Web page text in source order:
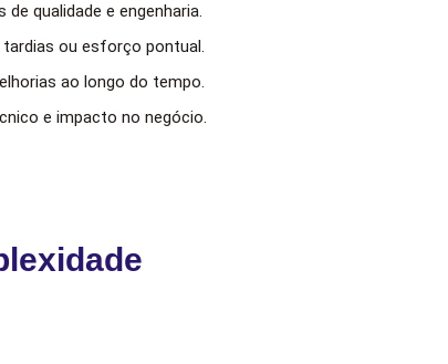
qualidade e engenharia.
tardias ou esforço pontual.
ao longo do tempo.
e impacto no negócio.